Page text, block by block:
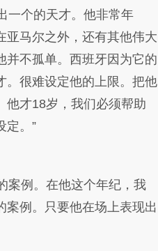
一个的天才。他非常年
亚马尔之外，还有其他伟大
并不孤单。西班牙因为它的
。很难设定他的上限。把他
他才18岁，我们必须帮助
定。”
案例。在他这个年纪，我
案例。只要他在场上表现出